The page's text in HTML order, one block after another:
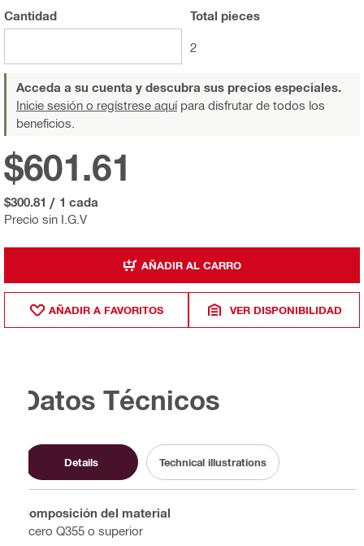
Cantidad Total pieces
2
Acceda a su cuenta y descubra sus precios especiales.
Inicie sesión o regístrese aquípara disfrutar de todos los
beneficios.
Precio sin I.G.V
$601.61
$300.81 / 1 cada
AÑADIR AL CARRO
AÑADIR A FAVORITOS VER DISPONIBILIDAD
Datos Técnicos
Details Technical illustrations
Composición del material
Acero Q355 o superior